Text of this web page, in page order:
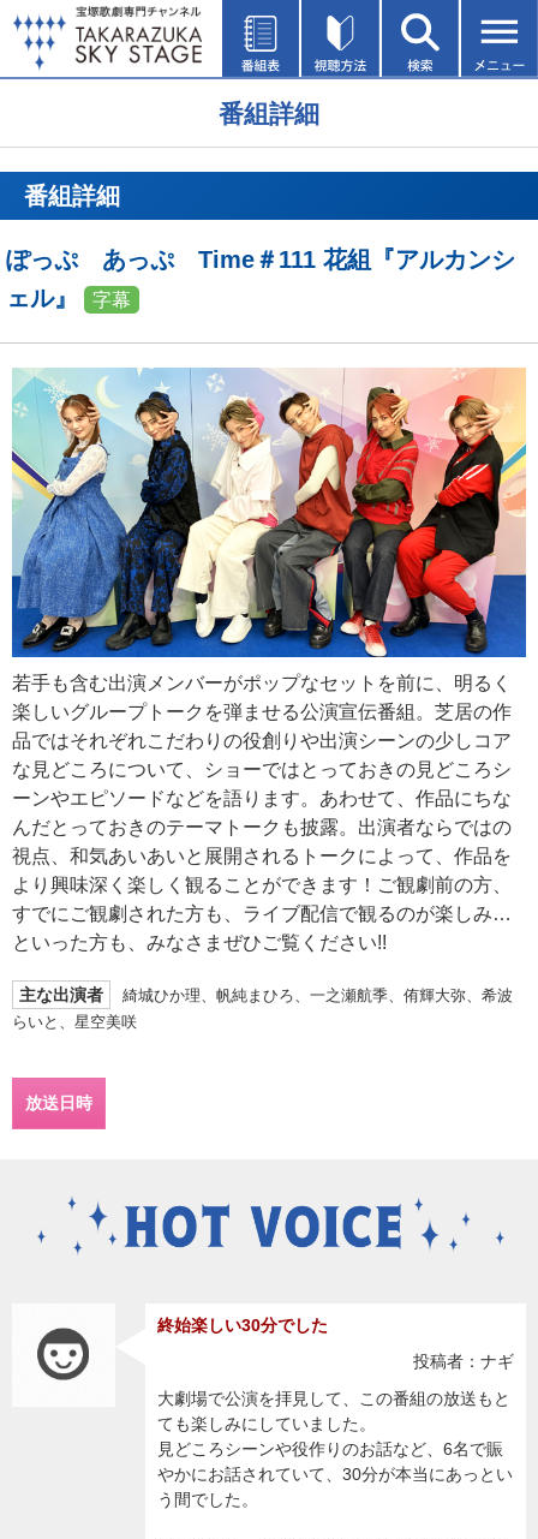
番組詳細
番組詳細
ぽっぷ あっぷ Time＃111 花組『アルカンシ
ェル』
字幕
若手も含む出演メンバーがポップなセットを前に、明るく
楽しいグループトークを弾ませる公演宣伝番組。芝居の作
品ではそれぞれこだわりの役創りや出演シーンの少しコア
な見どころについて、ショーではとっておきの見どころシ
ーンやエピソードなどを語ります。あわせて、作品にちな
んだとっておきのテーマトークも披露。出演者ならではの
視点、和気あいあいと展開されるトークによって、作品を
より興味深く楽しく観ることができます！ご観劇前の方、
すでにご観劇された方も、ライブ配信で観るのが楽しみ…
といった方も、みなさまぜひご覧ください!!
主な出演者
綺城ひか理、帆純まひろ、一之瀬航季、侑輝大弥、希波
らいと、星空美咲
放送日時
終始楽しい30分でした
投稿者：ナギ
大劇場で公演を拝見して、この番組の放送もと
ても楽しみにしていました。
見どころシーンや役作りのお話など、6名で賑
やかにお話されていて、30分が本当にあっとい
う間でした。